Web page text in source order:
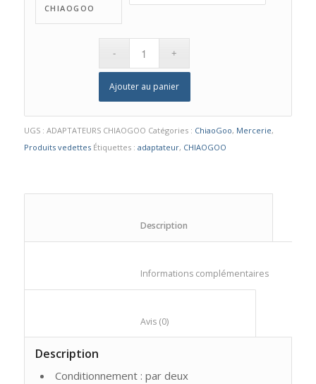
CHIAOGOO
Ajouter au panier
UGS : ADAPTATEURS CHIAOGOO Catégories : ChiaoGoo, Mercerie,
Produits vedettes Étiquettes : adaptateur, CHIAOGOO
Informations
						Avis (0)
Description
Conditionnement : par deux